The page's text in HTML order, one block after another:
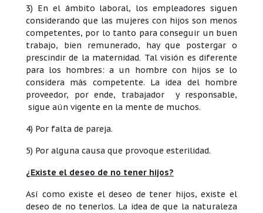
3) En el ámbito laboral, los empleadores siguen
considerando que las mujeres con hijos son menos
competentes, por lo tanto para conseguir un buen
trabajo, bien remunerado, hay que postergar o
prescindir de la maternidad. Tal visión es diferente
para los hombres: a un hombre con hijos se lo
considera más competente. La idea del hombre
proveedor, por ende, trabajador y responsable,
sigue aún vigente en la mente de muchos.
4) Por falta de pareja.
5) Por alguna causa que provoque esterilidad.
¿Existe el deseo de no tener hijos?
Así como existe el deseo de tener hijos, existe el
deseo de no tenerlos. La idea de que la naturaleza